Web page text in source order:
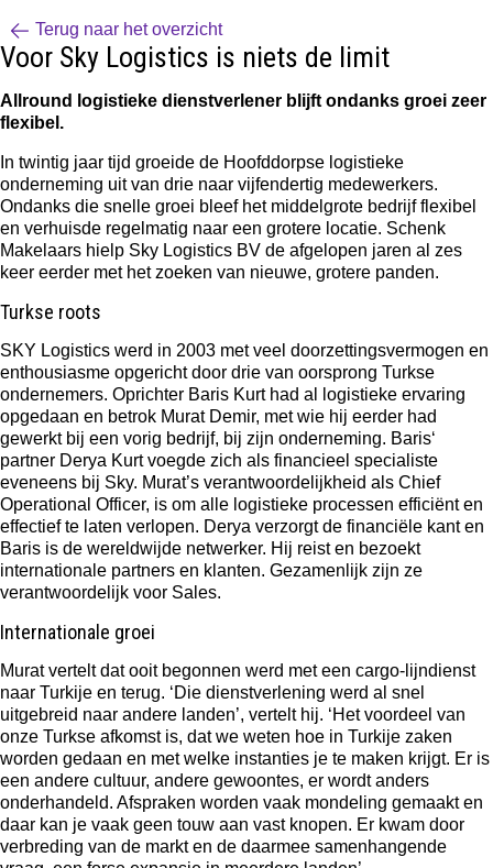
Terug naar het overzicht
Voor Sky Logistics is niets de limit
Allround logistieke dienstverlener blijft ondanks groei zeer
flexibel.
In twintig jaar tijd groeide de Hoofddorpse logistieke
onderneming uit van drie naar vijfendertig medewerkers.
Ondanks die snelle groei bleef het middelgrote bedrijf flexibel
en verhuisde regelmatig naar een grotere locatie. Schenk
Makelaars hielp Sky Logistics BV de afgelopen jaren al zes
keer eerder met het zoeken van nieuwe, grotere panden.
Turkse roots
SKY Logistics werd in 2003 met veel doorzettingsvermogen en
enthousiasme opgericht door drie van oorsprong Turkse
ondernemers. Oprichter Baris Kurt had al logistieke ervaring
opgedaan en betrok Murat Demir, met wie hij eerder had
gewerkt bij een vorig bedrijf, bij zijn onderneming. Baris‘
partner Derya Kurt voegde zich als financieel specialiste
eveneens bij Sky. Murat’s verantwoordelijkheid als Chief
Operational Officer, is om alle logistieke processen efficiënt en
effectief te laten verlopen. Derya verzorgt de financiële kant en
Baris is de wereldwijde netwerker. Hij reist en bezoekt
internationale partners en klanten. Gezamenlijk zijn ze
verantwoordelijk voor Sales.
Internationale groei
Murat vertelt dat ooit begonnen werd met een cargo-lijndienst
naar Turkije en terug. ‘Die dienstverlening werd al snel
uitgebreid naar andere landen’, vertelt hij. ‘Het voordeel van
onze Turkse afkomst is, dat we weten hoe in Turkije zaken
worden gedaan en met welke instanties je te maken krijgt. Er is
een andere cultuur, andere gewoontes, er wordt anders
onderhandeld. Afspraken worden vaak mondeling gemaakt en
daar kan je vaak geen touw aan vast knopen. Er kwam door
verbreding van de markt en de daarmee samenhangende